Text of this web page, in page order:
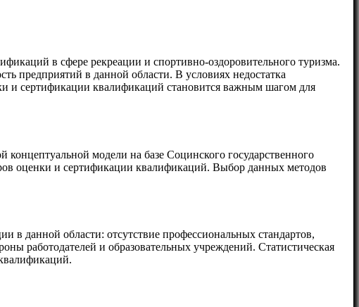
в сфере рекреации и спортивно-оздоровительного туризма.
предприятий в данной области. В условиях недостатка
и сертификации квалификаций становится важным шагом для
модели на базе Социнского государственного
оценки и сертификации квалификаций. Выбор данных методов
в данной области: отсутствие профессиональных стандартов,
работодателей и образовательных учреждений. Статистическая